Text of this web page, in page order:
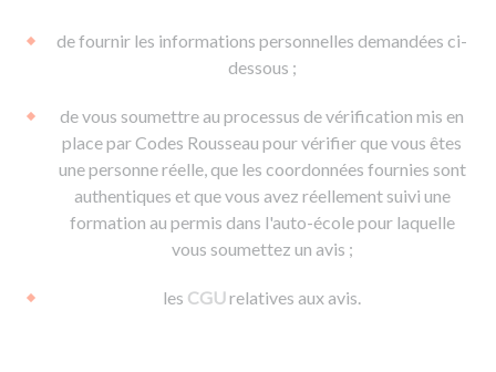
de fournir les informations personnelles demandées ci-
dessous ;
de vous soumettre au processus de vérification mis en
place par Codes Rousseau pour vérifier que vous êtes
une personne réelle, que les coordonnées fournies sont
authentiques et que vous avez réellement suivi une
formation au permis dans l'auto-école pour laquelle
vous soumettez un avis ;
les CGUrelatives aux avis.